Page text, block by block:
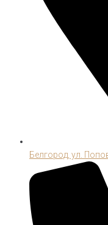
Белгород, ул.